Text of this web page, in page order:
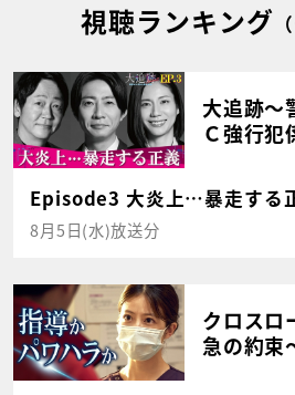
視聴ランキング
大追跡～
Ｃ強行
Episode3 大炎上…暴走する
8月5日(水)放送分
クロスロ
急の約束